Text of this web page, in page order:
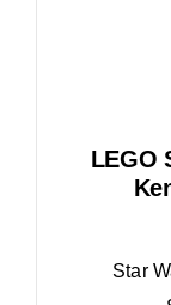
LEGO
Star